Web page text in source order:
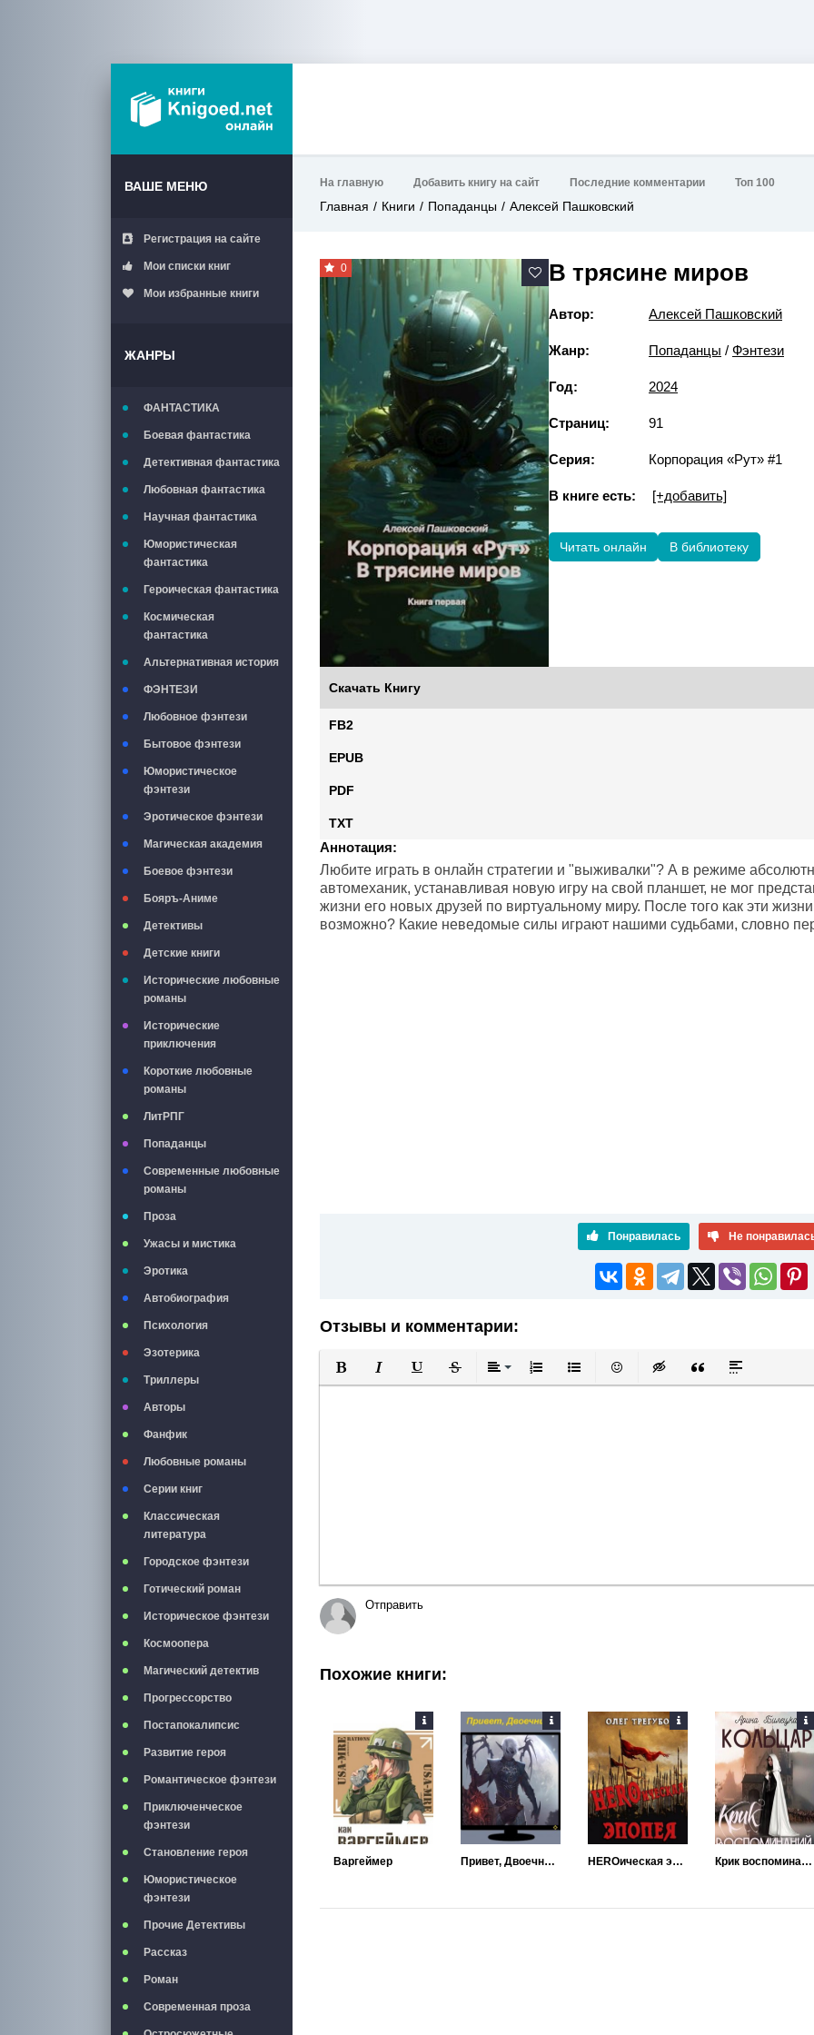
ВАШЕ МЕНЮ
Регистрация на сайте
Мои списки книг
Мои избранные книги
ЖАНРЫ
ФАНТАСТИКА
Боевая фантастика
Детективная фантастика
Любовная фантастика
Научная фантастика
Юмористическая
фантастика
Героическая фантастика
Космическая
фантастика
Альтернативная история
ФЭНТЕЗИ
Любовное фэнтези
Бытовое фэнтези
Юмористическое
фэнтези
Эротическое фэнтези
Магическая академия
Боевое фэнтези
Бояръ-Аниме
Детективы
Детские книги
Исторические любовные
романы
Исторические
приключения
Короткие любовные
романы
ЛитРПГ
Попаданцы
Современные любовные
романы
Проза
Ужасы и мистика
Эротика
Автобиография
Психология
Эзотерика
Триллеры
Авторы
Фанфик
Любовные романы
Серии книг
Классическая
литература
Городское фэнтези
Готический роман
Историческое фэнтези
Космоопера
Магический детектив
Прогрессорство
Постапокалипсис
Развитие героя
Романтическое фэнтези
Приключенческое
фэнтези
Становление героя
Юмористическое
фэнтези
Прочие Детективы
Рассказ
Роман
Современная проза
На главную Добавить книгу на сайт Последние комментарии Топ 100
Главная Книги Попаданцы Алексей Пашковский
0 В трясине миров
Автор: Алексей Пашковский
Жанр: Попаданцы / Фэнтези
Год: 2024
Страниц: 91
Серия: Корпорация «Рут» #1
В книге есть: [+добавить]
Читать онлайн В библиотеку
Скачать Книгу
FB2
EPUB
PDF
TXT
Аннотация:
Любите играть в онлайн стратегии и "выживалки"? А в режиме
автомеханик, устанавливая новую игру на свой планшет, не мог
жизни его новых друзей по виртуальному миру. После того как эти
возможно? Какие неведомые силы играют нашими судьбами, словно
Понравилась Не
Отзывы и комментарии:
Полужирный
КурсивПодчеркнутый
ЗачеркнутыйВыравнивание
Нумерованный список
Маркированный список
Вставить смайлик
Вставка скрытого текста
Вставка цитаты
Вставка
Отправить
Похожие книги:
Варгеймер Привет, Двоечница! HEROическая эпопея Крик воспоминаний